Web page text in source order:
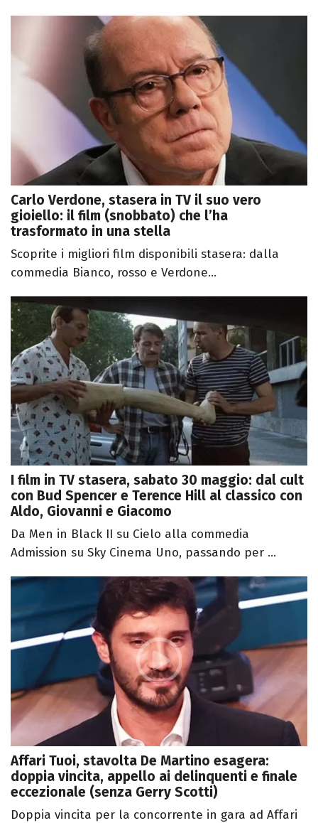
Carlo Verdone, stasera in TV il suo vero
gioiello: il film (snobbato) che l’ha
trasformato in una stella
Scoprite i migliori film disponibili stasera: dalla
commedia Bianco, rosso e Verdone...
I film in TV stasera, sabato 30 maggio: dal cult
con Bud Spencer e Terence Hill al classico con
Aldo, Giovanni e Giacomo
Da Men in Black II su Cielo alla commedia
Admission su Sky Cinema Uno, passando per ...
Affari Tuoi, stavolta De Martino esagera:
doppia vincita, appello ai delinquenti e finale
eccezionale (senza Gerry Scotti)
Doppia vincita per la concorrente in gara ad Affari